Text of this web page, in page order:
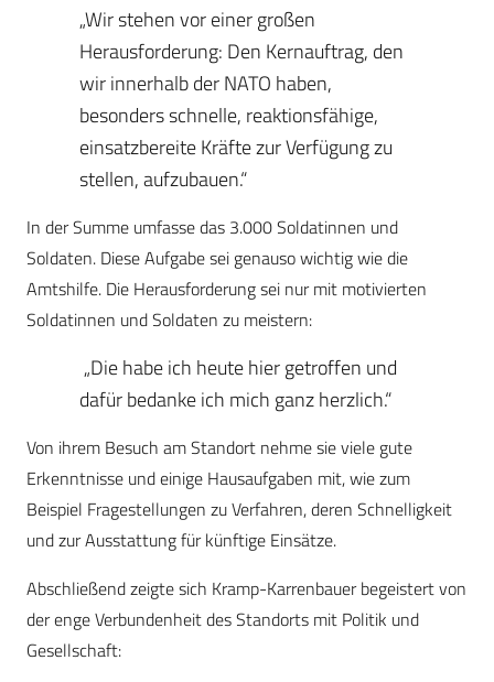
„Wir stehen vor einer großen
Herausforderung: Den Kernauftrag, den
wir innerhalb der NATO haben,
besonders schnelle, reaktionsfähige,
einsatzbereite Kräfte zur Verfügung zu
stellen, aufzubauen.“
In der Summe umfasse das 3.000 Soldatinnen und
Soldaten. Diese Aufgabe sei genauso wichtig wie die
Amtshilfe. Die Herausforderung sei nur mit motivierten
Soldatinnen und Soldaten zu meistern:
„Die habe ich heute hier getroffen und
dafür bedanke ich mich ganz herzlich.“
Von ihrem Besuch am Standort nehme sie viele gute
Erkenntnisse und einige Hausaufgaben mit, wie zum
Beispiel Fragestellungen zu Verfahren, deren Schnelligkeit
und zur Ausstattung für künftige Einsätze.
Abschließend zeigte sich Kramp-Karrenbauer begeistert von
der enge Verbundenheit des Standorts mit Politik und
Gesellschaft: